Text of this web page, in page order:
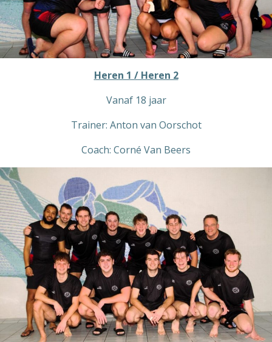
Heren 1 / Heren 2
Vanaf 18 jaar
Trainer: Anton van Oorschot
Coach: Corné Van Beers